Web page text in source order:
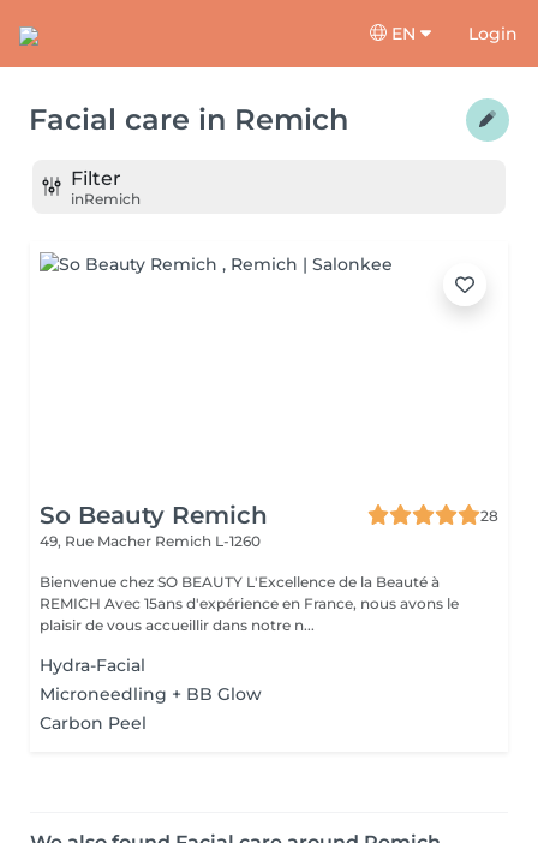
EN Login
Facial care in Remich
Filter
inRemich
So Beauty Remich
28
49, Rue Macher Remich L-1260
Bienvenue chez SO BEAUTY L'Excellence de la Beauté à
REMICH Avec 15ans d'expérience en France, nous avons le
plaisir de vous accueillir dans notre n...
Hydra-Facial
Microneedling + BB Glow
Carbon Peel